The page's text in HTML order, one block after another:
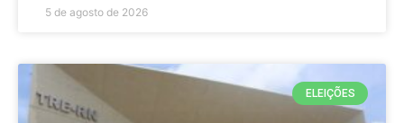
5 de agosto de 2026
ELEIÇÕES